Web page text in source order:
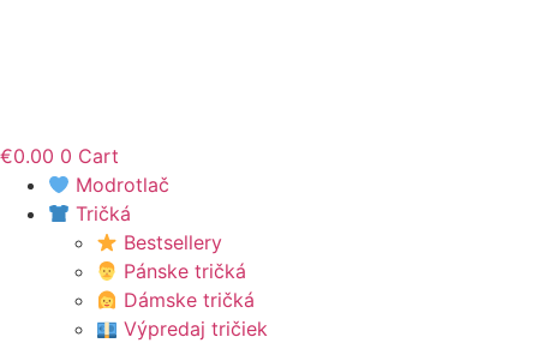
€0.00 0 Cart
Modrotlač
Tričká
Bestsellery
Pánske tričká
Dámske tričká
Výpredaj tričiek